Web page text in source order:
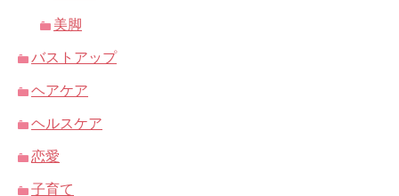
美脚
バストアップ
ヘアケア
ヘルスケア
恋愛
子育て